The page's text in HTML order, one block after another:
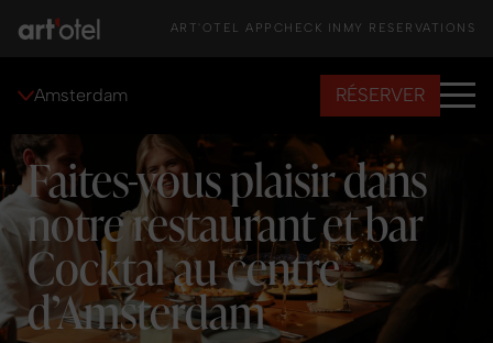
ART'OTEL APP CHECK IN MY RESERVATIONS
Amsterdam RÉSERVER
Faites-vous plaisir dans
notre restaurant et bar
Cocktal au centre
d’Amsterdam